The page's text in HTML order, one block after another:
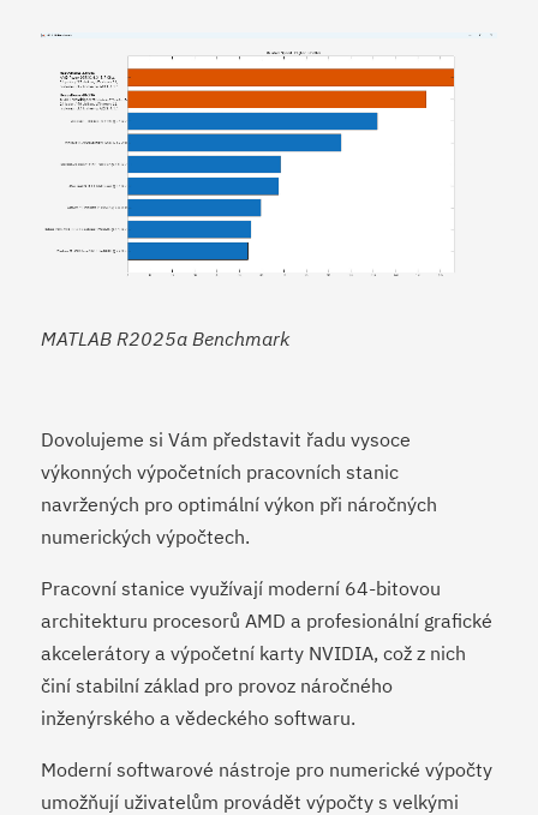
Dovolujeme si Vám představit řadu vysoce
výkonných výpočetních pracovních stanic
navržených pro optimální výkon při náročných
numerických výpočtech.
Pracovní stanice využívají moderní 64-bitovou
architekturu procesorů AMD a profesionální grafické
akcelerátory a výpočetní karty NVIDIA, což z nich
činí stabilní základ pro provoz náročného
inženýrského a vědeckého softwaru.
Moderní softwarové nástroje pro numerické výpočty
umožňují uživatelům provádět výpočty s velkými
MATLAB R2025a Benchmark